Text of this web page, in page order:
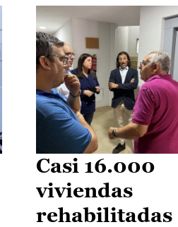
Casi 16.000
viviendas
rehabilitadas